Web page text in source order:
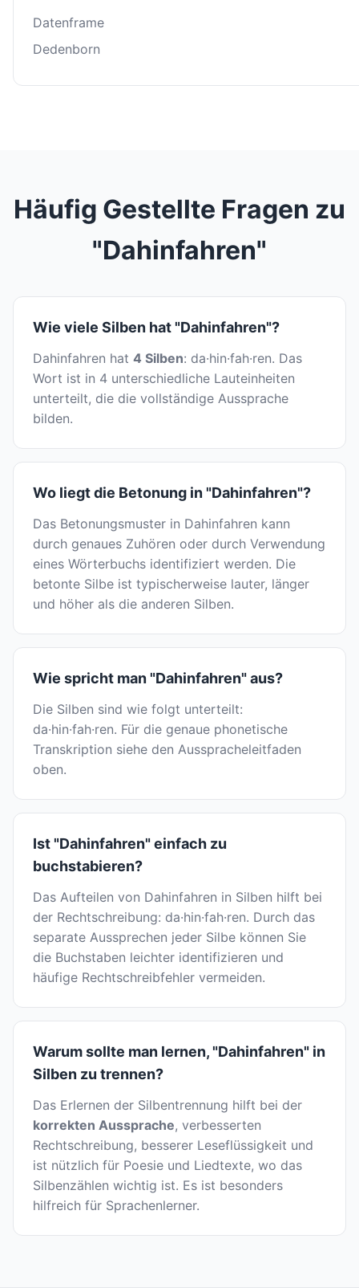
Datenframe
Dedenborn
Häufig Gestellte Fragen zu
"Dahinfahren"
Wie viele Silben hat "Dahinfahren"?
Dahinfahren hat 4 Silben: da·hin·fah·ren. Das
Wort ist in 4 unterschiedliche Lauteinheiten
unterteilt, die die vollständige Aussprache
bilden.
Wo liegt die Betonung in "Dahinfahren"?
Das Betonungsmuster in Dahinfahren kann
durch genaues Zuhören oder durch Verwendung
eines Wörterbuchs identifiziert werden. Die
betonte Silbe ist typischerweise lauter, länger
und höher als die anderen Silben.
Wie spricht man "Dahinfahren" aus?
Die Silben sind wie folgt unterteilt:
da·hin·fah·ren. Für die genaue phonetische
Transkription siehe den Ausspracheleitfaden
oben.
Ist "Dahinfahren" einfach zu
buchstabieren?
Das Aufteilen von Dahinfahren in Silben hilft bei
der Rechtschreibung: da·hin·fah·ren. Durch das
separate Aussprechen jeder Silbe können Sie
die Buchstaben leichter identifizieren und
häufige Rechtschreibfehler vermeiden.
Warum sollte man lernen, "Dahinfahren" in
Silben zu trennen?
Das Erlernen der Silbentrennung hilft bei der
korrekten Aussprache, verbesserten
Rechtschreibung, besserer Leseflüssigkeit und
ist nützlich für Poesie und Liedtexte, wo das
Silbenzählen wichtig ist. Es ist besonders
hilfreich für Sprachenlerner.